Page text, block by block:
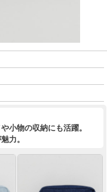
小物の収納にも活躍。
力。